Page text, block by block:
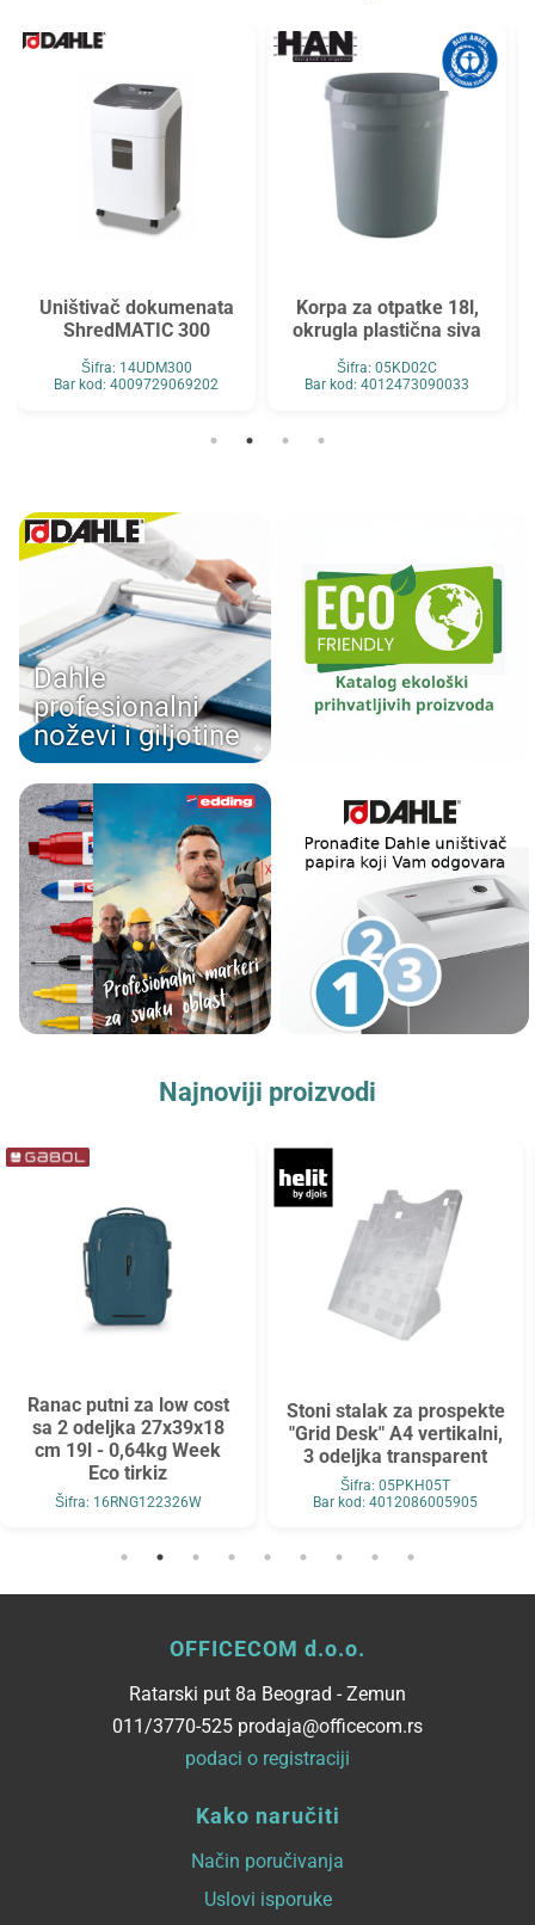
Uništivač dokumenata
ShredMATIC 300
Šifra: 14UDM300
Bar kod: 4009729069202
Korpa za otpatke 18l,
okrugla plastična siva
Šifra: 05KD02C
Bar kod: 4012473090033
Dahle
profesionalni
noževi i giljotine
Najnoviji proizvodi
Ranac putni za low cost
sa 2 odeljka 27x39x18
cm 19l - 0,64kg Week
Eco tirkiz
Šifra: 16RNG122326W
Stoni stalak za prospekte
"Grid Desk" A4 vertikalni,
3 odeljka transparent
Šifra: 05PKH05T
Bar kod: 4012086005905
OFFICECOM d.o.o.
Ratarski put 8a Beograd - Zemun
011/3770-525 prodaja@officecom.rs
podaci o registraciji
Kako naručiti
Način poručivanja
Uslovi isporuke